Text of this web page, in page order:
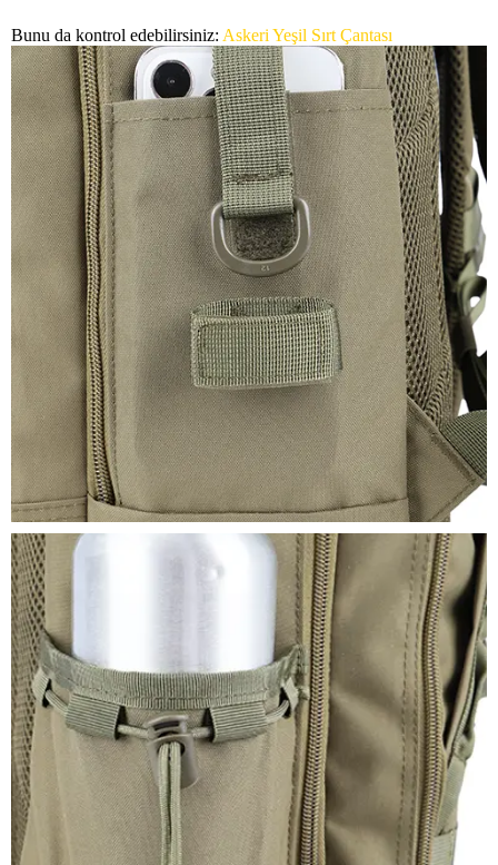
Bunu da kontrol edebilirsiniz: Askeri Yeşil Sırt Çantası